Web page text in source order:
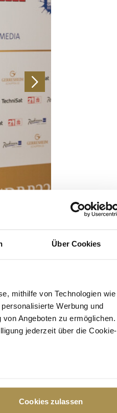
Über Cookies
mithilfe von Technologien wie
Werbung und
Angeboten zu ermöglichen.
jederzeit über die Cookie-
Ihre Präferenzen im
Cookies zulassen